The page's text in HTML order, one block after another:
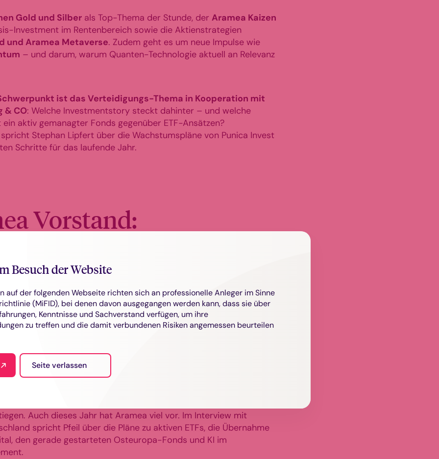
Gold und Silber als Top-Thema der Stunde, der Aramea Kaizen
Investment im Rentenbereich sowie die Aktienstrategien
und Aramea Metaverse. Zudem geht es um neue Impulse wie
– und darum, warum Quanten-Technologie aktuell an Relevanz
ist das Verteidigungs-Thema in Kooperation mit
& CO: Welche Investmentstory steckt dahinter – und welche
aktiv gemanagter Fonds gegenüber ETF-Ansätzen?
Stephan Lipfert über die Wachstumspläne von Punica Invest
Schritte für das laufende Jahr.
Vorstand:
sich Sven Pfeil zu den Plänen bei aktiven ETFs, der
Apus Capital und die Erfahrungen mit KI im
zeigt sich Sven Pfeil, Vorstand und Portfoliomanager der
beim Fonds Professionell Kongress. Die Geschäfte
Auch dieses Jahr hat Aramea viel vor. Im Interview mit
spricht Pfeil über die Pläne zu aktiven ETFs, die Übernahme
den gerade gestarteten Osteuropa-Fonds und KI im
Besuch der Website
auf der folgenden Webseite richten sich an professionelle Anleger im Sinne
(MiFID), bei denen davon ausgegangen werden kann, dass sie über
Kenntnisse und Sachverstand verfügen, um ihre
zu treffen und die damit verbundenen Risiken angemessen beurteilen
Seite verlassen